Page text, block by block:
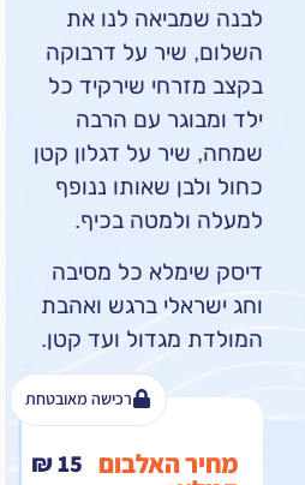
שמביאה לנו את
שיר על דרבוקה
מזרחי שירקיד כל
עם הרבה
שיר על דגלון קטן
ולבן שאותו ננופף
ולמטה בכיף.
שימלא כל מסיבה
ברגש ואהבת
מגדול ועד קטן.
האלבום ₪15
רכישה מאובטחת